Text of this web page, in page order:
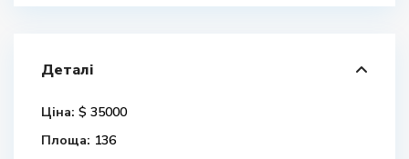
Деталі
Ціна: $ 35000
Площа: 136